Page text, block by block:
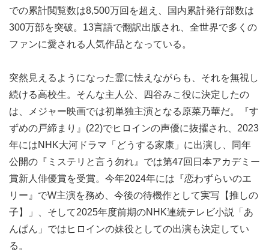
での累計閲覧数は8,500万回を超え、国内累計発行部数は
300万部を突破。13言語で翻訳出版され、全世界で多くの
ファンに愛される人気作品となっている。
突然見えるようになった霊に怯えながらも、それを無視し
続ける高校生。そんな主人公、四谷みこ役に決定したの
は、メジャー映画では初単独主演となる原菜乃華だ。『す
ずめの戸締まり』(22)でヒロインの声優に抜擢され、2023
年にはNHK大河ドラマ「どうする家康」に出演し、同年
公開の『ミステリと言う勿れ』では第47回日本アカデミー
賞新人俳優賞を受賞。今年2024年には『恋わずらいのエ
リー』でW主演を務め、今後の待機作として実写【推しの
子】」、そして2025年度前期のNHK連続テレビ小説「あ
んぱん」ではヒロインの妹役としての出演も決定してい
る。